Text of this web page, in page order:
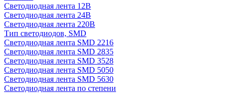
Светодиодная лента 12В
Светодиодная лента 24В
Светодиодная лента 220В
Тип светодиодов, SMD
Cветодиодная лента SMD 2216
Светодиодная лента SMD 2835
Светодиодная лента SMD 3528
Светодиодная лента SMD 5050
Светодиодная лента SMD 5630
Светодиодная лента по степени